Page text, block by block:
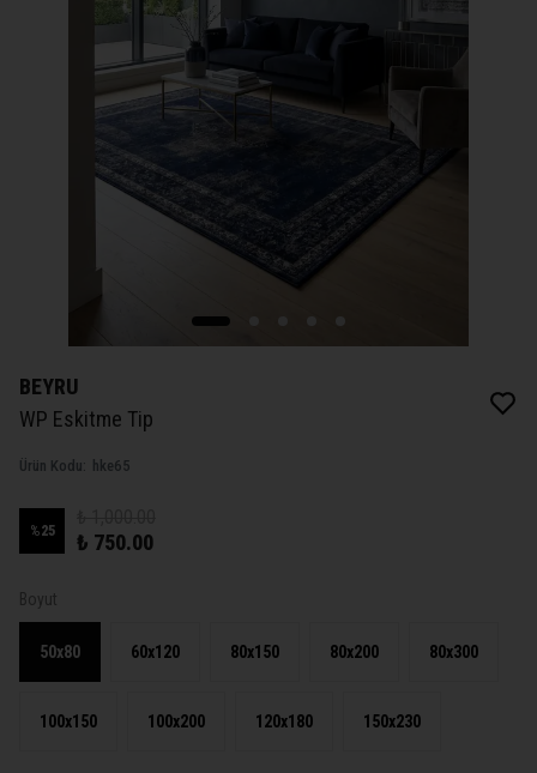
BEYRU
WP Eskitme Tip
Ürün Kodu: hke65
%25 ₺ 750.00
Boyut
50x80 60x120 80x150 80x200 80x300
100x150 100x200 120x180 150x230